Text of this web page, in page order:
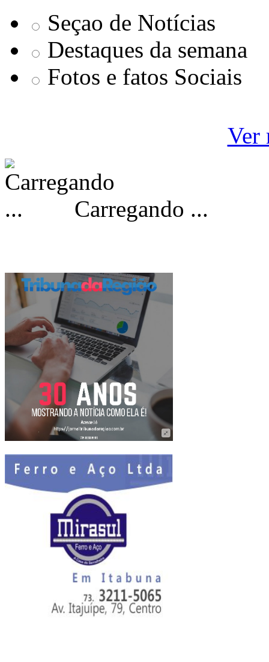
Seçao de Notícias
Destaques da semana
Fotos e fatos Sociais
Ver
Carregando ...